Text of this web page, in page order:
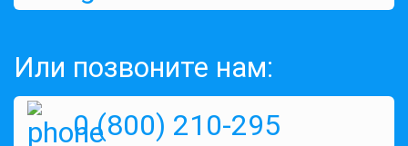
Или позвоните нам:
0 (800) 210-295